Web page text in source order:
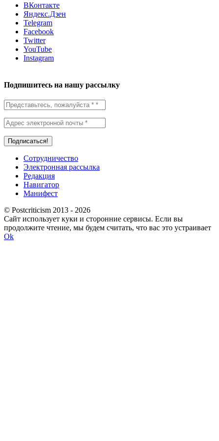
ВКонтакте
Яндекс.Дзен
Telegram
Facebook
Twitter
YouTube
Instagram
Подпишитесь на нашу рассылку
Сотрудничество
Электронная рассылка
Редакция
Навигатор
Манифест
© Postcriticism 2013 - 2026
Сайт использует куки и сторонние сервисы. Если вы
продолжите чтение, мы будем считать, что вас это устраивает
Ok